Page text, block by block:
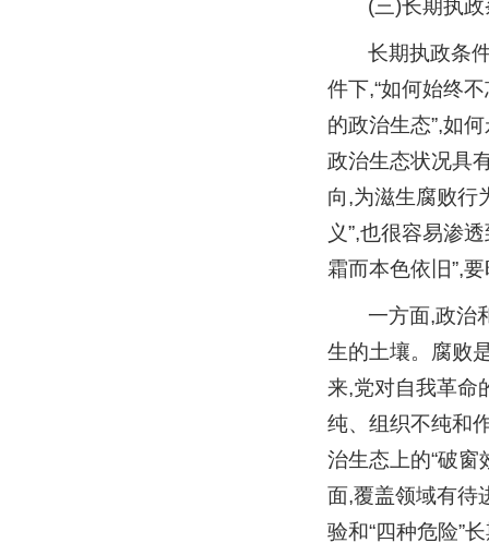
(三)长期执
长期执政条
件下,“如何始终
的政治生态”,如
政治生态状况具
向,为滋生腐败行
义”,也很容易渗
霜而本色依旧”,
一方面,政治
生的土壤。腐败
来,党对自我革命
纯、组织不纯和
治生态上的“破
面,覆盖领域有待
验和“四种危险”